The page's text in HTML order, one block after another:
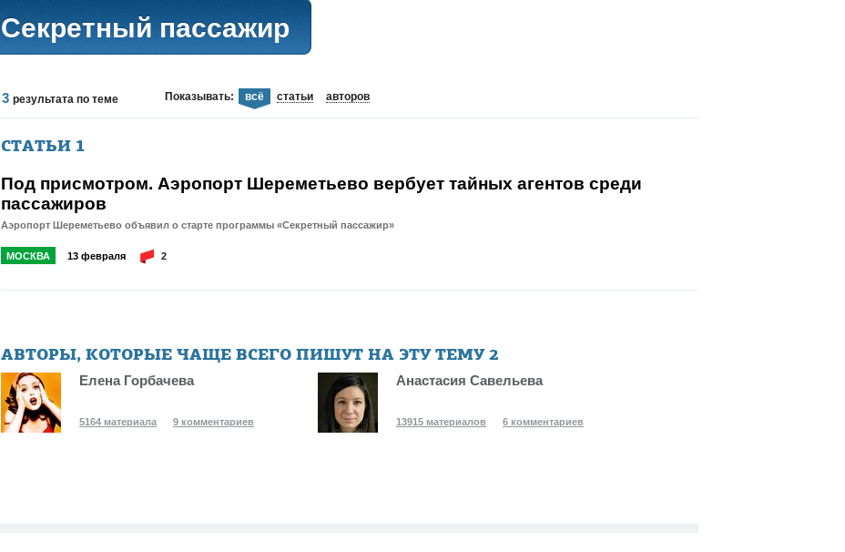
Секретный пассажир
3 результата по теме Показывать: всё статьи авторов
СТАТЬИ 1
Под присмотром. Аэропорт Шереметьево вербует тайных агентов среди
пассажиров
Аэропорт Шереметьево объявил о старте программы «Секретный пассажир»
МОСКВА 13 февраля 2
АВТОРЫ, КОТОРЫЕ ЧАЩЕ ВСЕГО ПИШУТ НА ЭТУ ТЕМУ2
Елена Горбачева
5164 материала 9 комментариев
Анастасия Савельева
13915 материалов 6 комментариев